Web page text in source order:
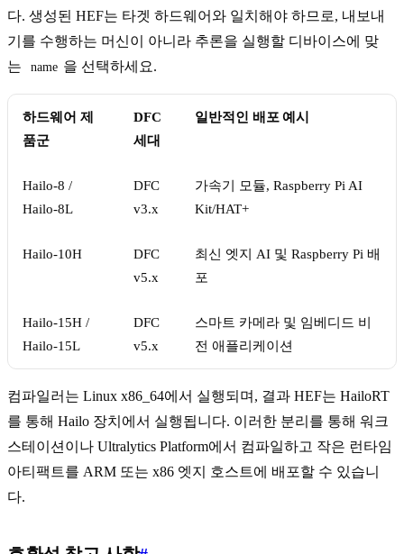
다. 생성된 HEF는 타겟 하드웨어와 일치해야 하므로, 내보내
기를 수행하는 머신이 아니라 추론을 실행할 디바이스에 맞
는
name 을 선택하세요.
하드웨어 제
품군
DFC
세대
일반적인 배포 예시
Hailo-8 /
Hailo-8L
DFC
v3.x
가속기 모듈, Raspberry Pi AI
Kit/HAT+
Hailo-10H
DFC
v5.x
최신 엣지 AI 및 Raspberry Pi 배
포
Hailo-15H /
Hailo-15L
DFC
v5.x
스마트 카메라 및 임베디드 비
전 애플리케이션
컴파일러는 Linux x86_64에서 실행되며, 결과 HEF는 HailoRT
를 통해 Hailo 장치에서 실행됩니다. 이러한 분리를 통해 워크
스테이션이나 Ultralytics Platform에서 컴파일하고 작은 런타임
아티팩트를 ARM 또는 x86 엣지 호스트에 배포할 수 있습니
다.